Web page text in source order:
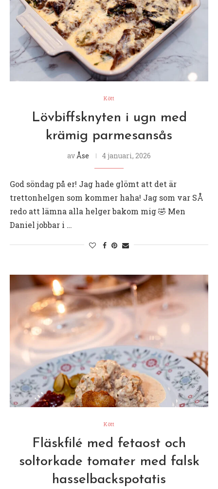
Kött
Lövbiffsknyten i ugn med
krämig parmesansås
av Åse 4 januari, 2026
God söndag på er! Jag hade glömt att det är
trettonhelgen som kommer haha! Jag som var SÅ
redo att lämna alla helger bakom mig 🤣 Men
Daniel jobbar i …
Kött
Fläskfilé med fetaost och
soltorkade tomater med falsk
hasselbackspotatis